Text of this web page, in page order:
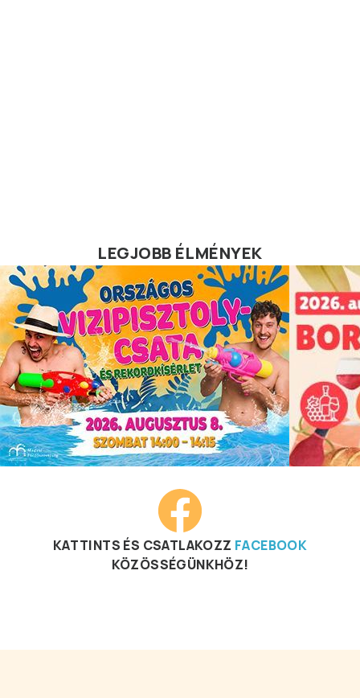
LEGJOBB ÉLMÉNYEK
KATTINTS ÉS CSATLAKOZZ FACEBOOK
KÖZÖSSÉGÜNKHÖZ!